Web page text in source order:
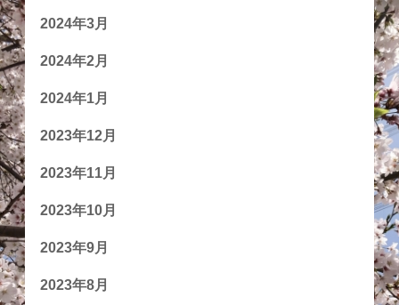
2024年3月
2024年2月
2024年1月
2023年12月
2023年11月
2023年10月
2023年9月
2023年8月